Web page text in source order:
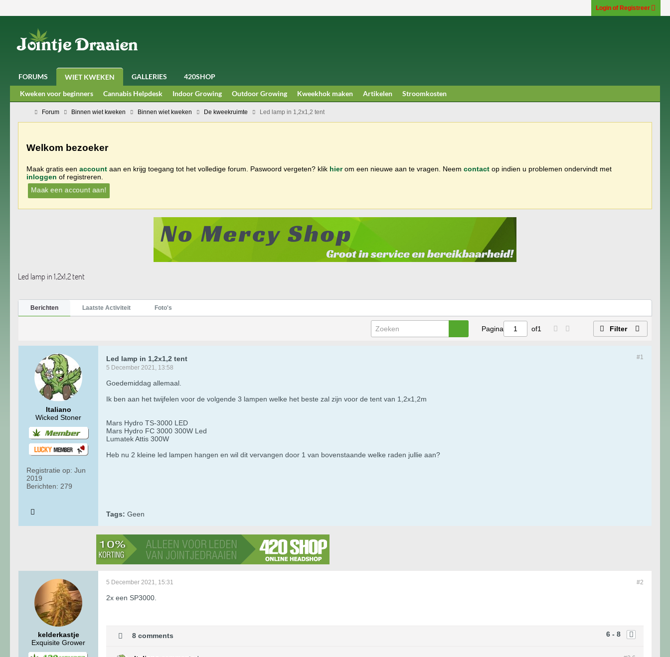
Login of Registreer
FORUMS WIET KWEKEN GALLERIES
420SHOP
Kweken voor beginners
Cannabis Helpdesk Indoor Growing Outdoor Growing Kweekhok maken Artikelen Stroomkosten
Forum Binnen wiet kweken Binnen wiet kweken De kweekruimte Led lamp in 1,2x1,2 tent
Welkom bezoeker
Maak gratis een account aan en krijg toegang tot het volledige forum. Paswoord vergeten? klik hierom een nieuwe aan te vragen. Neem contact op indien u problemen ondervindt met
inloggen of registreren.
Maak een account aan!
Led lamp in 1,2x1,2 tent
Berichten Laatste Activiteit Foto's
Pagina of1 Filter
Italiano
Wicked Stoner
Registratie op: Jun
2019
Berichten: 279
#1
Led lamp in 1,2x1,2 tent
5 December 2021, 13:58
Goedemiddag allemaal.
Ik ben aan het twijfelen voor de volgende 3 lampen welke het beste zal zijn voor de tent van 1,2x1,2m
Mars Hydro TS-3000 LED
Mars Hydro FC 3000 300W Led
Lumatek Attis 300W
Heb nu 2 kleine led lampen hangen en wil dit vervangen door 1 van bovenstaande welke raden jullie aan?
Tags: Geen
kelderkastje
Exquisite Grower
#2
5 December 2021, 15:31
2x een SP3000.
6 - 8
8 comments